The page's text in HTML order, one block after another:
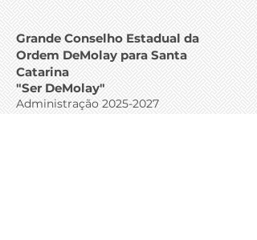
Grande Conselho Estadual da
Ordem DeMolay para Santa
Catarina
"Ser DeMolay"
Administração 2025-2027